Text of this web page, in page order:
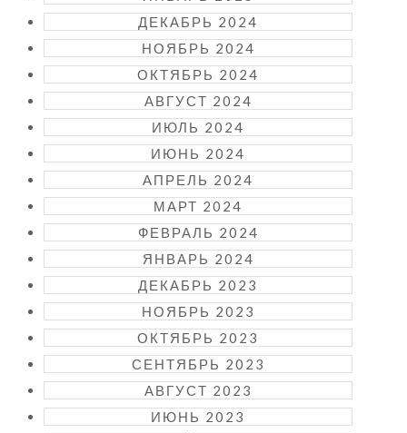
ДЕКАБРЬ 2024
НОЯБРЬ 2024
ОКТЯБРЬ 2024
АВГУСТ 2024
ИЮЛЬ 2024
ИЮНЬ 2024
АПРЕЛЬ 2024
МАРТ 2024
ФЕВРАЛЬ 2024
ЯНВАРЬ 2024
ДЕКАБРЬ 2023
НОЯБРЬ 2023
ОКТЯБРЬ 2023
СЕНТЯБРЬ 2023
АВГУСТ 2023
ИЮНЬ 2023